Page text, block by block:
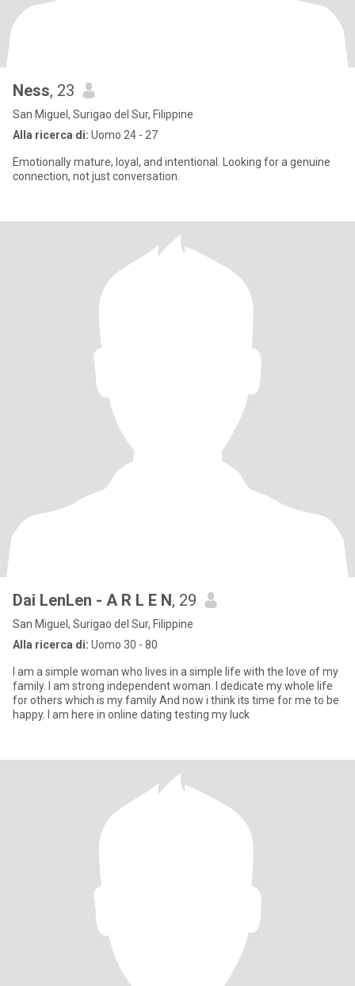
Ness, 23
San Miguel, Surigao del Sur, Filippine
Alla ricerca di: Uomo 24 - 27
Emotionally mature, loyal, and intentional. Looking for a genuine
connection, not just conversation.
Dai LenLen - A R L E N, 29
San Miguel, Surigao del Sur, Filippine
Alla ricerca di: Uomo 30 - 80
I am a simple woman who lives in a simple life with the love of my
family. I am strong independent woman. I dedicate my whole life
for others which is my family And now i think its time for me to be
happy. I am here in online dating testing my luck